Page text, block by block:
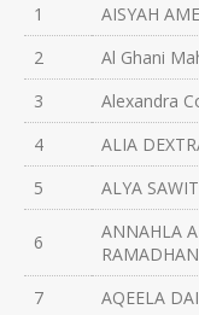
1 AISYAH
2
Al Ghani
3
Alexandra
4
ALIA
5
ALYA
6
ANNAHLA
7 AQEELA